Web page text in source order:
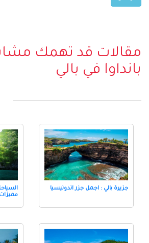
مقالات قد تهمك
بانداوا في بالي
جزيرة بالي : اجمل جزر اندونيسيا